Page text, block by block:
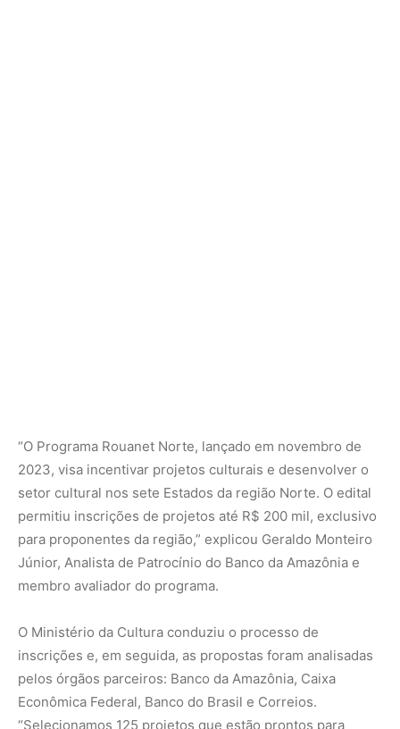
“O Programa Rouanet Norte, lançado em novembro de
2023, visa incentivar projetos culturais e desenvolver o
setor cultural nos sete Estados da região Norte. O edital
permitiu inscrições de projetos até R$ 200 mil, exclusivo
para proponentes da região,” explicou Geraldo Monteiro
Júnior, Analista de Patrocínio do Banco da Amazônia e
membro avaliador do programa.
O Ministério da Cultura conduziu o processo de
inscrições e, em seguida, as propostas foram analisadas
pelos órgãos parceiros: Banco da Amazônia, Caixa
Econômica Federal, Banco do Brasil e Correios.
“Selecionamos 125 projetos que estão prontos para